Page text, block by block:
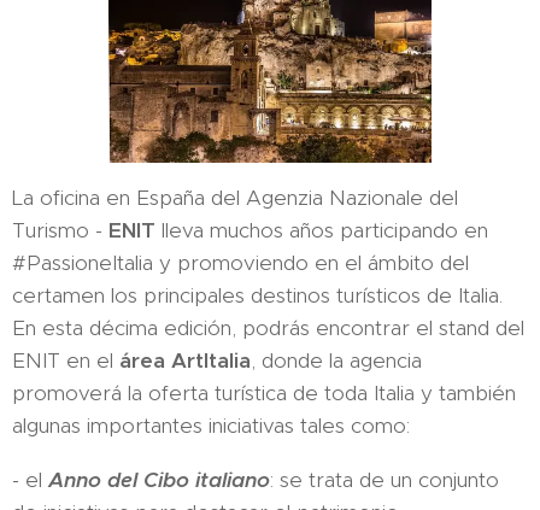
La oficina en España del Agenzia Nazionale del
Turismo - ENIT lleva muchos años participando en
#PassioneItalia y promoviendo en el ámbito del
certamen los principales destinos turísticos de Italia.
En esta décima edición, podrás encontrar el stand del
ENIT en el área ArtItalia, donde la agencia
promoverá la oferta turística de toda Italia y también
algunas importantes iniciativas tales como:
- el Anno del Cibo italiano: se trata de un conjunto